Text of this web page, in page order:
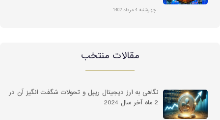
چهارشنبه 4 مرداد 1402
مقالات منتخب
نگاهی به ارز دیجیتال ریپل و تحولات شگفت انگیز آن در
2 ماه آخر سال 2024